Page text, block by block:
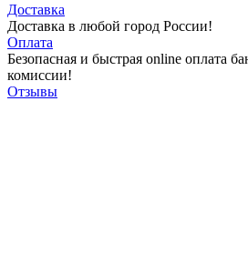
Доставка
Доставка в любой город России!
Оплата
Безопасная и быстрая online оплата
комиссии!
Отзывы